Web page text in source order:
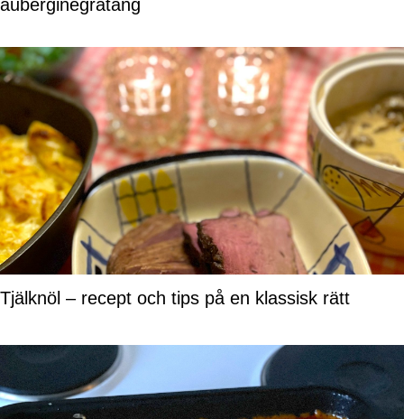
auberginegratäng
Tjälknöl – recept och tips på en klassisk rätt